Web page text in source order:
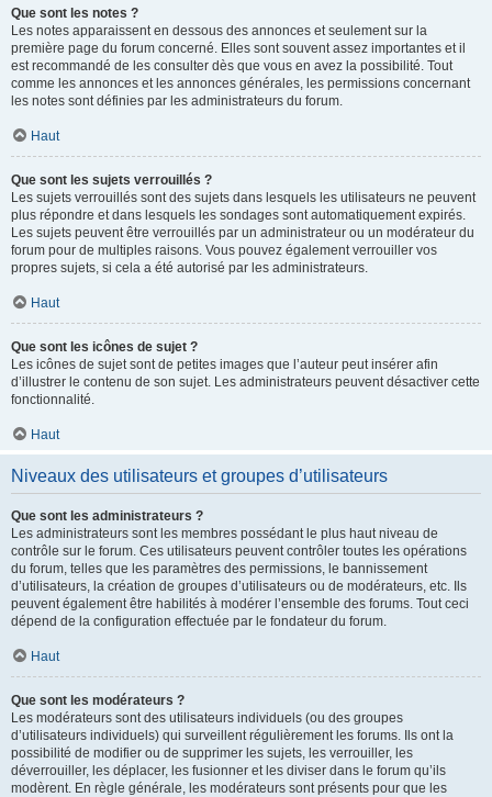
Que sont les notes ?
Les notes apparaissent en dessous des annonces et seulement sur la
première page du forum concerné. Elles sont souvent assez importantes et il
est recommandé de les consulter dès que vous en avez la possibilité. Tout
comme les annonces et les annonces générales, les permissions concernant
les notes sont définies par les administrateurs du forum.
Haut
Que sont les sujets verrouillés ?
Les sujets verrouillés sont des sujets dans lesquels les utilisateurs ne peuvent
plus répondre et dans lesquels les sondages sont automatiquement expirés.
Les sujets peuvent être verrouillés par un administrateur ou un modérateur du
forum pour de multiples raisons. Vous pouvez également verrouiller vos
propres sujets, si cela a été autorisé par les administrateurs.
Haut
Que sont les icônes de sujet ?
Les icônes de sujet sont de petites images que l’auteur peut insérer afin
d’illustrer le contenu de son sujet. Les administrateurs peuvent désactiver cette
fonctionnalité.
Haut
Niveaux des utilisateurs et groupes d’utilisateurs
Que sont les administrateurs ?
Les administrateurs sont les membres possédant le plus haut niveau de
contrôle sur le forum. Ces utilisateurs peuvent contrôler toutes les opérations
du forum, telles que les paramètres des permissions, le bannissement
d’utilisateurs, la création de groupes d’utilisateurs ou de modérateurs, etc. Ils
peuvent également être habilités à modérer l’ensemble des forums. Tout ceci
dépend de la configuration effectuée par le fondateur du forum.
Haut
Que sont les modérateurs ?
Les modérateurs sont des utilisateurs individuels (ou des groupes
d’utilisateurs individuels) qui surveillent régulièrement les forums. Ils ont la
possibilité de modifier ou de supprimer les sujets, les verrouiller, les
déverrouiller, les déplacer, les fusionner et les diviser dans le forum qu’ils
modèrent. En règle générale, les modérateurs sont présents pour que les